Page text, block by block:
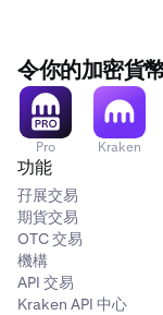
令你的加密貨
Pro Kraken
功能
孖展交易
期貨交易
OTC 交易
機構
API 交易
Kraken API 中心